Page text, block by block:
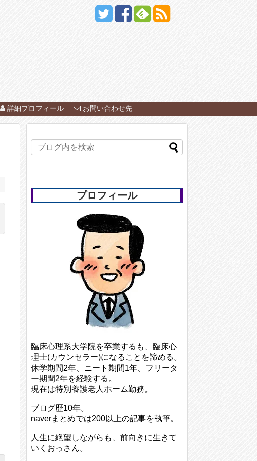
詳細プロフィール お問い合わせ先
プロフィール
臨床心理系大学院を卒業するも、臨床心
理士(カウンセラー)になることを諦める。
休学期間2年、ニート期間1年、フリータ
ー期間2年を経験する。
現在は特別養護老人ホーム勤務。
ブログ歴10年。
naverまとめでは200以上の記事を執筆。
人生に絶望しながらも、前向きに生きて
いくおっさん。